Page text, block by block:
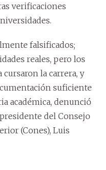
verificaciones
falsificados;
reales, pero los
la carrera, y
suficiente
académica, denunció
del Consejo
(Cones), Luis